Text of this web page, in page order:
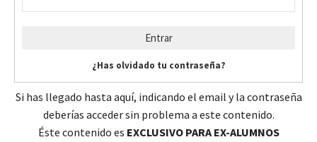
¿Has olvidado tu contraseña?
Si has llegado hasta aquí, indicando el email y la contraseña
deberías acceder sin problema a este contenido.
Éste contenido es EXCLUSIVO PARA EX-ALUMNOS